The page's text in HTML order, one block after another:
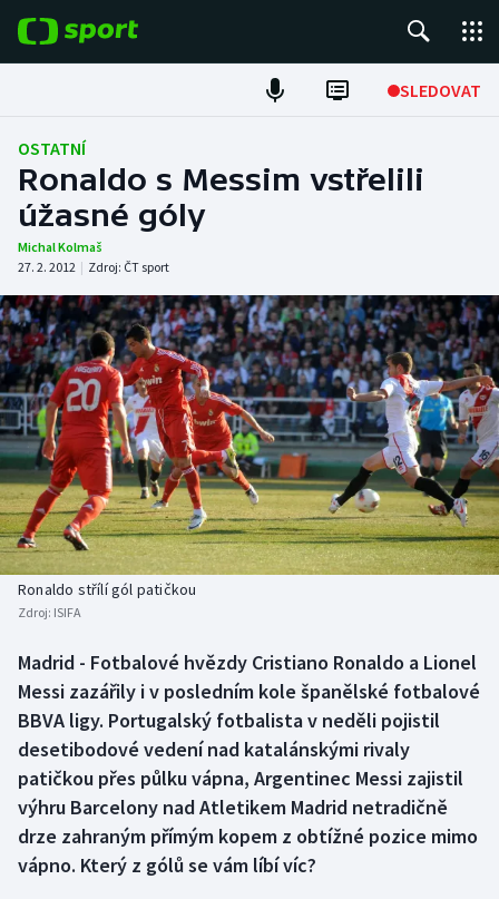
SLEDOVAT
Fotbal
Hokej
Tenis
Atletika
Cyklistika
DALŠÍ SPORTY
Americký fotbal
Baseball a softbal
Basketbal
Biatlon
Boby a skeleton
Box
Curling
Dostihy
NEPŘEHLÉDNĚTE
Soutěže
Historické návraty
Aplikace ČT sport
AZ kvíz
OSTATNÍ
Ronaldo s Messim vstřelili
úžasné góly
Michal Kolmaš
27. 2. 2012 | Zdroj: ČT sport
Ronaldo střílí gól patičkou
Zdroj: ISIFA
Madrid - Fotbalové hvězdy Cristiano Ronaldo a Lionel
Messi zazářily i v posledním kole španělské fotbalové
BBVA ligy. Portugalský fotbalista v neděli pojistil
desetibodové vedení nad katalánskými rivaly
patičkou přes půlku vápna, Argentinec Messi zajistil
výhru Barcelony nad Atletikem Madrid netradičně
drze zahraným přímým kopem z obtížné pozice mimo
vápno. Který z gólů se vám líbí víc?